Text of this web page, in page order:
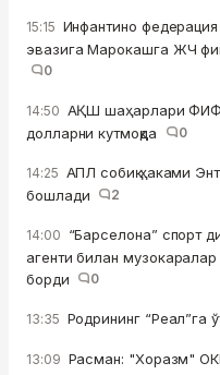
15:15 Инфантино федерация
эвазига Марокашга ЖЧ
0
14:50 АҚШ шаҳарлари
долларни кутмоқда
0
14:25 АПЛ собиқ ҳаками
бошлади
2
14:00 “Барселона” спорт
агенти билан
борди
0
13:35 Родрининг “Реал”га
13:09 Расман: "Хоразм"